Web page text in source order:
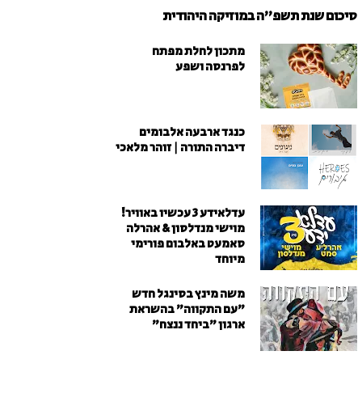
סיכום שנת תשפ"ה במוזיקה היהודית
מתכון לחלת מפתח
לפרנסה ושפע
כנגד ארבעה אלבומים
דיברה התורה | זוהר מלאכי
עדלאידע 3 עכשיו באוויר!
מוישי מנדלסון & אהרלה
סאמעט באלבום פורימי
מיוחד
משה מינץ בסינגל חדש
״עם התקווה״ בהשראת
ארגון "ביחד ננצח"